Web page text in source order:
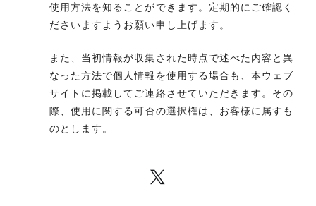
使用方法を知ることができます。定期的にご確認く
ださいますようお願い申し上げます。
また、当初情報が収集された時点で述べた内容と異
なった方法で個人情報を使用する場合も、本ウェブ
サイトに掲載してご連絡させていただきます。その
際、使用に関する可否の選択権は、お客様に属すも
のとします。